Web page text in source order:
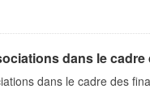
dans le
dans le cadre des